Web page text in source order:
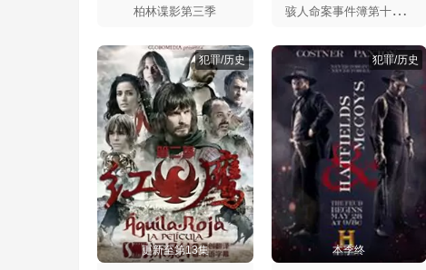
柏林谍影第三季 骇
人命案事件簿第十七季
更新至第13集
犯罪/历史
本季终
犯罪/历史